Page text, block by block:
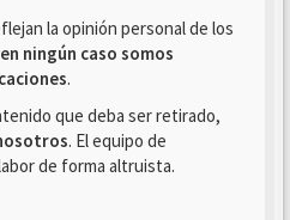
la opinión personal de los
en ningún caso somos
.
que deba ser retirado,
. El equipo de
de forma altruista.